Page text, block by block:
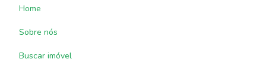
Home
Sobre nós
Buscar imóvel